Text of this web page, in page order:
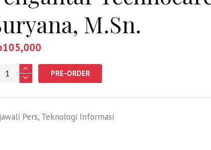
M.Sn.
105,000
PRE-ORDER
Pers, Teknologi Informasi